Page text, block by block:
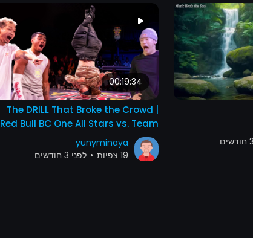
00:19:34
The DRILL That Broke the Crowd |
Red Bull BC One All Stars vs. Team
Canada
yunyminaya
19 צפיות
• לִפנֵי 3 חודשים